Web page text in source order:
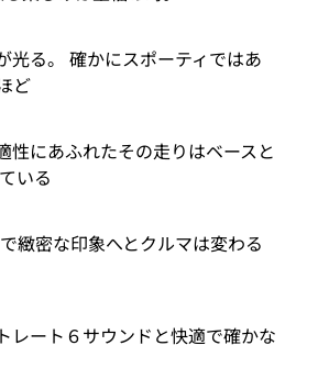
光る。 確かにスポーティではあ
ど
性にあふれたその走りはベースと
いる
緻密な印象へとクルマは変わる
レート６サウンドと快適で確かな